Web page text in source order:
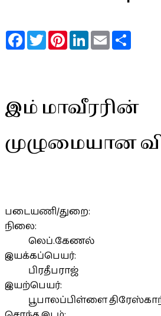
FacebookTwitterPinterestLinkedInEmail
இம் மாவீரரின்
முழுமையான
படையணி/துறை:
நிலை:
லெப்.கேணல்
இயக்கப்பெயர்:
பிரதீபராஜ்
இயற்பெயர்:
பூபாலப்பிள்ளை